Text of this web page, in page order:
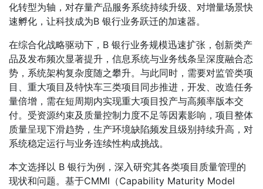
化转型为轴，对存量产品服务系统持续升级、对增量场景快
速孵化，让科技成为B 银行业务跃迁的加速器。
在综合化战略驱动下，B 银行业务规模迅速扩张，创新类产
品及发布频次显著提升，信息系统与业务线条呈深度融合态
势，系统架构复杂度随之攀升。与此同时，需要对监管类项
目、重大项目及特快车三类项目同步推进，开发、改造任务
量倍增，需在短周期内实现重大项目投产与高频率版本交
付。受资源约束及质量控制力度不足等因素影响，项目整体
质量呈现下滑趋势，生产环境缺陷频发且级别持续升高，对
系统稳定运行与业务连续性构成挑战。
本文选择以 B 银行为例，深入研究其各类项目质量管理的
现状和问题。基于CMMI（Capability Maturity Model